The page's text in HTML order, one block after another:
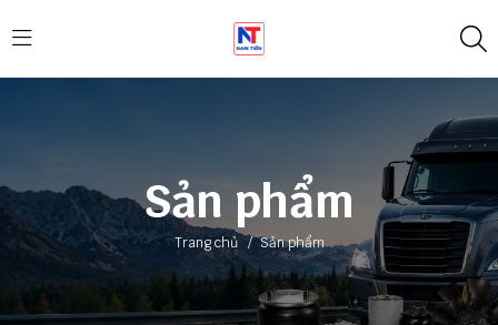
Sản phẩm
Trang chủ / Sản phẩm